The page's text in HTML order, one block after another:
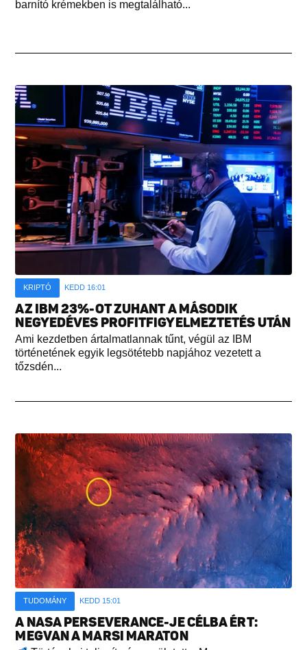
barnító krémekben is megtalálható...
KRIPTÓ KEDD 16:01
AZ IBM 23%-OT ZUHANT A MÁSODIK
NEGYEDÉVES PROFITFIGYELMEZTETÉS UTÁN
Ami kezdetben ártalmatlannak tűnt, végül az IBM
történetének egyik legsötétebb napjához vezetett a
tőzsdén...
TUDOMÁNY KEDD 15:01
A NASA PERSEVERANCE-JE CÉLBA ÉRT:
MEGVAN A MARSI MARATON